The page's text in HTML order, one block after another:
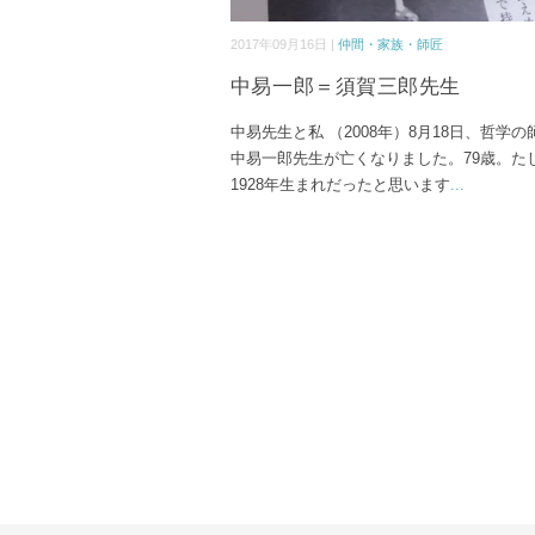
2017年09月16日 | 仲間・家族・師匠
中易一郎＝須賀三郎先生
中易先生と私 （2008年）8月18日、哲学の
中易一郎先生が亡くなりました。79歳。た
1928年生まれだったと思います